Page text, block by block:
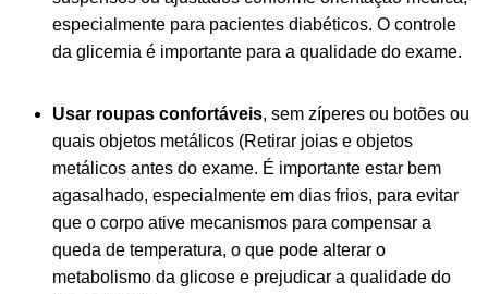
especialmente para pacientes diabéticos. O controle
da glicemia é importante para a qualidade do exame.
Usar roupas confortáveis, sem zíperes ou botões ou
quais objetos metálicos (Retirar joias e objetos
metálicos antes do exame. É importante estar bem
agasalhado, especialmente em dias frios, para evitar
que o corpo ative mecanismos para compensar a
queda de temperatura, o que pode alterar o
metabolismo da glicose e prejudicar a qualidade do